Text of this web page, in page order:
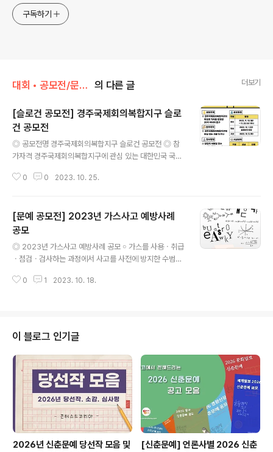
구독하기
대회 • 공모전/문학 • 문예 • 네이밍 • 슬로건 의 다른 글 더보기
[슬로건 공모전] 경주국제회의복합지구 슬로
건 공모전
◎ 공모전명 경주국제회의복합지구 슬로건 공모전 ◎ 참
가자격 경주국제회의복합지구에 관심 있는 대한민국 국민
.11. 22.(수) 18시까지 ◎ 공모주제 경주국제회의복합지구
담당자 이메일 접수 E. syshin@hico.or.kr ◎ 공모일정
- 접수기간 : 2023 .11. 13.(월) ~ 11. 22.(수) - 결과발표 :
2023 .12. 1.(금) 예정 - 시 상 식 : 2023. 12. 5.(화) 예정
◎ 시상내용 최우수상 - 1명 - 100만원 우수상 - 2명 - 5
0 0 2023. 10. 25.
[문예 공모전] 2023년 가스사고 예방사례
공모
◎ 2023년 가스사고 예방사례 공모 ￮ 가스를 사용ㆍ취급
ㆍ점검ㆍ검사하는 과정에서 사고를 사전에 방지한 수범사
O중독, 타공사 사고 등 ￮ 가스사고를 예방하기 위한 자율
10. 30.(월) 마감 ◎ 신청자격 제한없음〔사용자, 공급자 및
공사직원 등 가스관련 업계 포함〕 ◎ 접수방법 한국가스안
전공사 홈페이지 등록 또는 담당자 웹메일 접수 - 홈페이지
등록 : www.kgs.or.kr에 접속 후 “팝업 존” 클릭 사이버
지사 접속 사이버지사-사이버고객센터-가스사고예방사례
(좌측메뉴)..
0 1 2023. 10. 18.
이 블로그 인기글
2026년 신춘문예 당선작 모음 및
[신춘문예] 언론사별 2026 신춘